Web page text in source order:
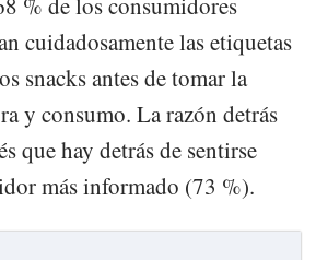
cuidadosamente las etiquetas
snacks antes de tomar la
y consumo. La razón detrás
que hay detrás de sentirse
más informado (73 %).